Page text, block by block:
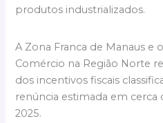
produtos industrializados.
A Zona Franca de Manaus e
Comércio na Região Norte
dos incentivos fiscais
renúncia estimada em cerca
2025.